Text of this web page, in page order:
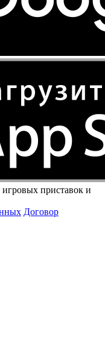
приставок и
Договор